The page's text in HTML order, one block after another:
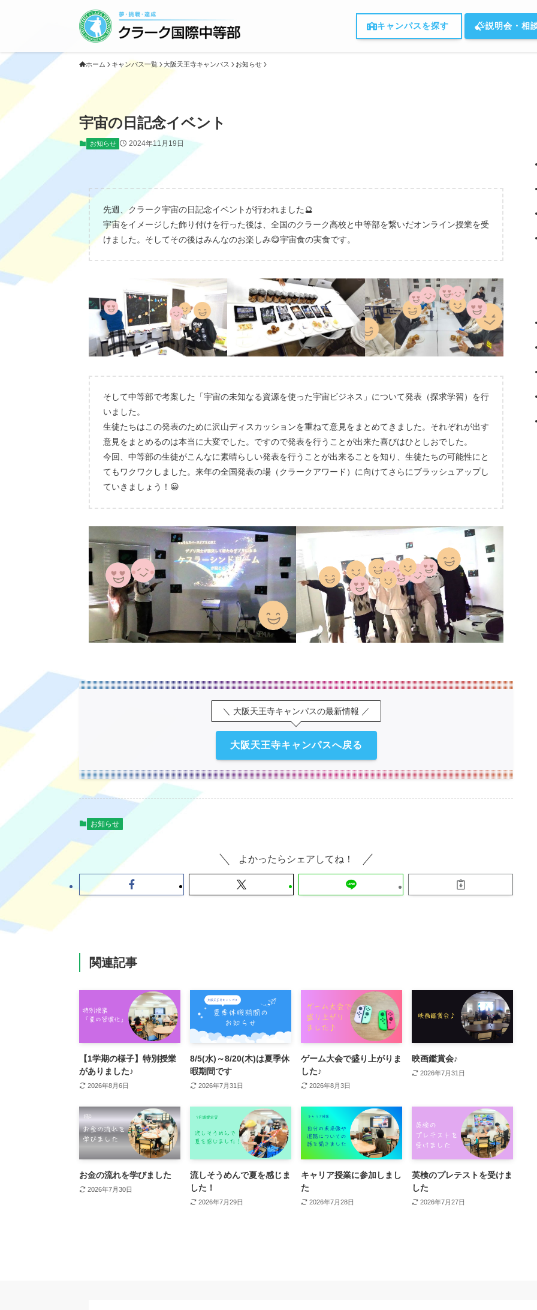
キャンパスを探す 説明会・相
ホーム キャンパス一覧 大阪天王寺キャンパス お知らせ
宇宙の日記念イベント
お知らせ 2024年11月19日
先週、クラーク宇宙の日記念イベントが行われました🔮
宇宙をイメージした飾り付けを行った後は、全国のクラーク高校と中等部を繋いだオンライン授業を受
けました。そしてその後はみんなのお楽しみ😋宇宙食の実食です。
そして中等部で考案した「宇宙の未知なる資源を使った宇宙ビジネス」について発表（探求学習）を行
いました。
生徒たちはこの発表のために沢山ディスカッションを重ねて意見をまとめてきました。それぞれが出す
意見をまとめるのは本当に大変でした。ですので発表を行うことが出来た喜びはひとしおでした。
今回、中等部の生徒がこんなに素晴らしい発表を行うことが出来ることを知り、生徒たちの可能性にと
てもワクワクしました。来年の全国発表の場（クラークアワード）に向けてさらにブラッシュアップし
ていきましょう！😀
＼ 大阪天王寺キャンパスの最新情報 ／
大阪天王寺キャンパスへ戻る
お知らせ
よかったらシェアしてね！
関連記事
【1学期の様子】特別授業
がありました♪
2026年8月6日
8/5(水)～8/20(木)は夏季休
暇期間です
2026年7月31日
ゲーム大会で盛り上がりま
した♪
2026年8月3日
映画鑑賞会♪
2026年7月31日
お金の流れを学びました
2026年7月30日
流しそうめんで夏を感じま
した！
2026年7月29日
キャリア授業に参加しまし
た
2026年7月28日
英検のプレテストを受けま
した
2026年7月27日